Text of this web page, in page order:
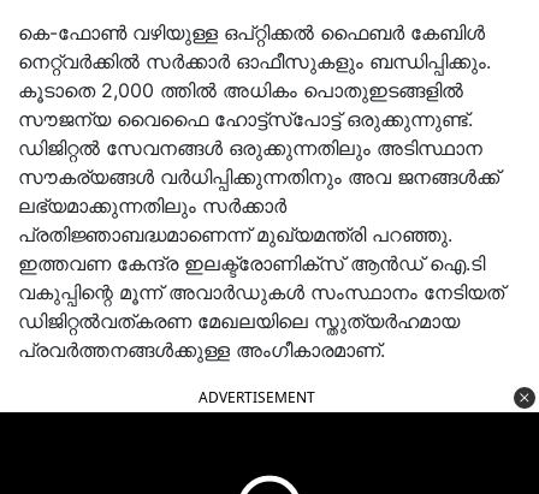
കെ-ഫോൺ വഴിയുള്ള ഒപ്റ്റിക്കൽ ഫൈബർ കേബിൾ
നെറ്റ്‌വർക്കിൽ സർക്കാർ ഓഫീസുകളും ബന്ധിപ്പിക്കും.
കൂടാതെ 2,000 ത്തിൽ അധികം പൊതുഇടങ്ങളിൽ
സൗജന്യ വൈഫൈ ഹോട്ട്‌സ്‌പോട്ട് ഒരുക്കുന്നുണ്ട്.
ഡിജിറ്റൽ സേവനങ്ങൾ ഒരുക്കുന്നതിലും അടിസ്ഥാന
സൗകര്യങ്ങൾ വർധിപ്പിക്കുന്നതിനും അവ ജനങ്ങൾക്ക്
ലഭ്യമാക്കുന്നതിലും സർക്കാർ
പ്രതിജ്ഞാബദ്ധമാണെന്ന് മുഖ്യമന്ത്രി പറഞ്ഞു.
ഇത്തവണ കേന്ദ്ര ഇലക്ട്രോണിക്‌സ് ആൻഡ് ഐ.ടി
വകുപ്പിന്റെ മൂന്ന് അവാർഡുകൾ സംസ്ഥാനം നേടിയത്
ഡിജിറ്റൽവത്കരണ മേഖലയിലെ സ്തുത്യർഹമായ
പ്രവർത്തനങ്ങൾക്കുള്ള അംഗീകാരമാണ്.
ADVERTISEMENT